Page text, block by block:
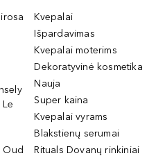
Le
Oud
Kvepalai
Išpardavimas
Kvepalai moterims
Dekoratyvinė kosmetika
Nauja
Super kaina
Kvepalai vyrams
Blakstienų serumai
Rituals Dovanų rinkiniai